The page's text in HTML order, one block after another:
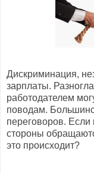
Дискриминация,
зарплаты.
работодателем
поводам.
переговоров. Если
стороны
это происходит?